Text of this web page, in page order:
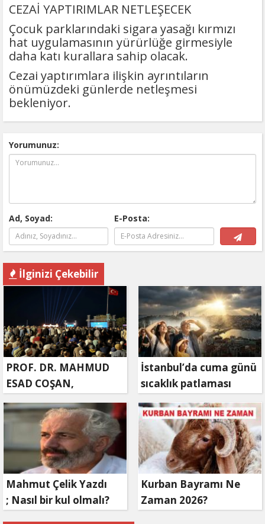
CEZAİ YAPTIRIMLAR NETLEŞECEK
Çocuk parklarındaki sigara yasağı kırmızı
hat uygulamasının yürürlüğe girmesiyle
daha katı kurallara sahip olacak.
Cezai yaptırımlara ilişkin ayrıntıların
önümüzdeki günlerde netleşmesi
bekleniyor.
Yorumunuz:
Ad, Soyad: E-Posta:
İlginizi Çekebilir
PROF. DR. MAHMUD
ESAD COŞAN,
91. YILINDA ELAZIĞ'DA
YÂD EDİLECEK
İstanbul’da cuma günü
sıcaklık patlaması
Mahmut Çelik Yazdı
; Nasıl bir kul olmalı?
Kurban Bayramı Ne
Zaman 2026?